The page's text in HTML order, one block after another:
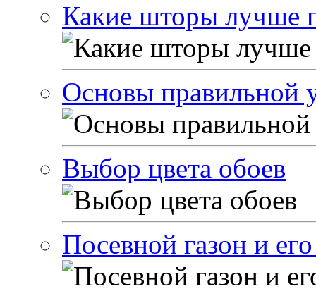
Какие шторы лучше
Основы правильной
Выбор цвета обоев
Посевной газон и